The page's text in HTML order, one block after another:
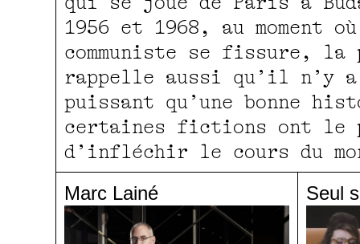
1956 et 1968, au moment
communiste se fissure, la
rappelle aussi qu’il n’y
puissant qu’une bonne
certaines fictions ont le
d’infléchir le cours du
Marc Lainé
Seul